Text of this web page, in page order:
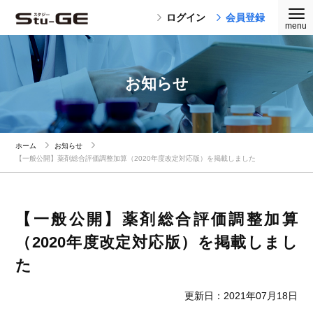
ログイン 会員登録
お知らせ
ホーム
お知らせ
【一般公開】薬剤総合評価調整加算（2020年度改定対応版）を掲載しました
【一般公開】薬剤総合評価調整加算
（2020年度改定対応版）を掲載しまし
た
更新日：2021年07月18日